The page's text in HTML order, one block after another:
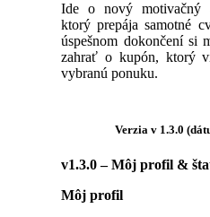
Ide o nový motivačný
ktorý prepája samotné
úspešnom dokončení si
zahrať o kupón, ktorý
vybranú ponuku.
Verzia v 1.3.0
v1.3.0 – Môj profil &
Môj profil